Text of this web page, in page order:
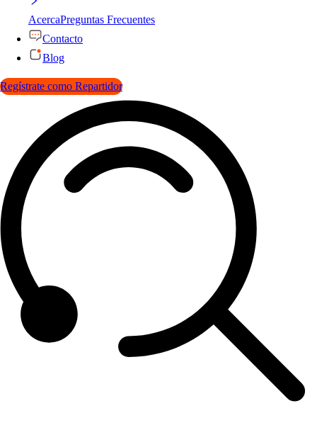
AcercaPreguntas Frecuentes
Contacto
Blog
Regístrate como Repartidor